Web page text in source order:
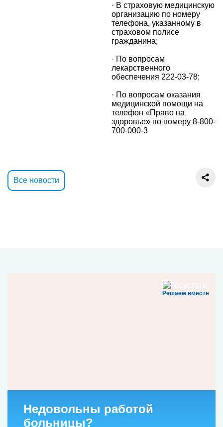
· В страховую медицинскую
организацию по номеру
телефона, указанному в
страховом полисе
гражданина;
· По вопросам
лекарственного
обеспечения 222-03-78;
· По вопросам оказания
медицинской помощи на
телефон «Право на
здоровье» по номеру 8-800-
700-000-3
Все новости
Решаем вместе
Недовольны работой
больницы?